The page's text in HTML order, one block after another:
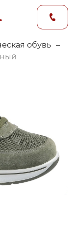
обувь –